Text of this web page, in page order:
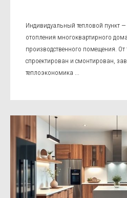
Индивидуальный тепловой пункт —
отопления многоквартирного
производственного помещения. От
спроектирован и смонтирован,
теплоэкономика ...